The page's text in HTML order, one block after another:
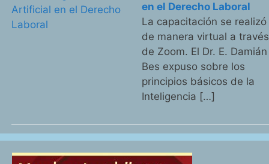
en el Derecho Laboral
La capacitación se realizó
de manera virtual a través
de Zoom. El Dr. E. Damián
Bes expuso sobre los
principios básicos de la
Inteligencia […]